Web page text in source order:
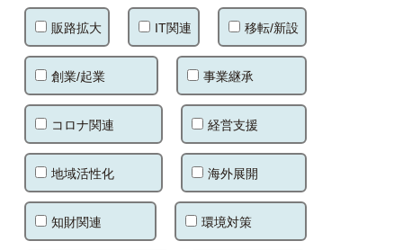
販路拡大 IT関連 移転/新設
創業/起業 事業継承
コロナ関連 経営支援
地域活性化 海外展開
知財関連 環境対策